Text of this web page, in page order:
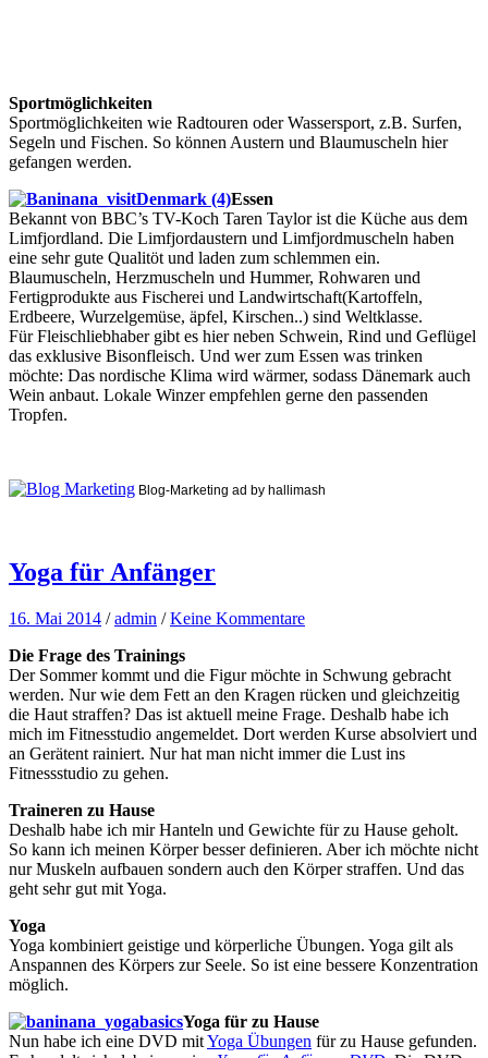
Sportmöglichkeiten
Sportmöglichkeiten wie Radtouren oder Wassersport, z.B. Surfen,
Segeln und Fischen. So können Austern und Blaumuscheln hier
gefangen werden.
Essen
Bekannt von BBC’s TV-Koch Taren Taylor ist die Küche aus dem
Limfjordland. Die Limfjordaustern und Limfjordmuscheln haben
eine sehr gute Qualitöt und laden zum schlemmen ein.
Blaumuscheln, Herzmuscheln und Hummer, Rohwaren und
Fertigprodukte aus Fischerei und Landwirtschaft(Kartoffeln,
Erdbeere, Wurzelgemüse, äpfel, Kirschen..) sind Weltklasse.
Für Fleischliebhaber gibt es hier neben Schwein, Rind und Geflügel
das exklusive Bisonfleisch. Und wer zum Essen was trinken
möchte: Das nordische Klima wird wärmer, sodass Dänemark auch
Wein anbaut. Lokale Winzer empfehlen gerne den passenden
Tropfen.
Blog-Marketing ad by hallimash
Yoga für Anfänger
16. Mai 2014 /admin /Keine Kommentare
Die Frage des Trainings
Der Sommer kommt und die Figur möchte in Schwung gebracht
werden. Nur wie dem Fett an den Kragen rücken und gleichzeitig
die Haut straffen? Das ist aktuell meine Frage. Deshalb habe ich
mich im Fitnesstudio angemeldet. Dort werden Kurse absolviert und
an Gerätent rainiert. Nur hat man nicht immer die Lust ins
Fitnessstudio zu gehen.
Traineren zu Hause
Deshalb habe ich mir Hanteln und Gewichte für zu Hause geholt.
So kann ich meinen Körper besser definieren. Aber ich möchte nicht
nur Muskeln aufbauen sondern auch den Körper straffen. Und das
geht sehr gut mit Yoga.
Yoga
Yoga kombiniert geistige und körperliche Übungen. Yoga gilt als
Anspannen des Körpers zur Seele. So ist eine bessere Konzentration
möglich.
Yoga für zu Hause
Nun habe ich eine DVD mitYoga Übungen für zu Hause gefunden.